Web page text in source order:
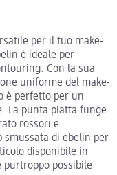
per il tuo make-
è ideale per
Con la sua
uniforme del make-
è perfetto per un
La punta piatta funge
rossori e
smussata di ebelin per
disponibile in
possibile